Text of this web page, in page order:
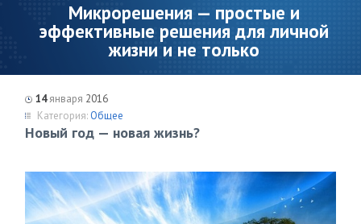
Микрорешения — простые и
эффективные решения для личной
жизни и не только
14января 2016
Категория: Общее
Новый год — новая жизнь?